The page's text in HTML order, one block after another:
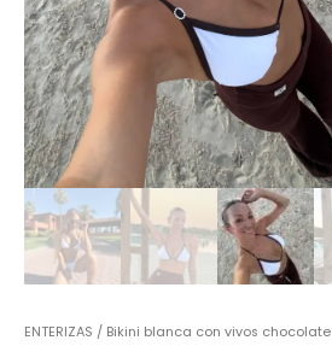
ENTERIZAS / Bikini blanca con vivos chocolate